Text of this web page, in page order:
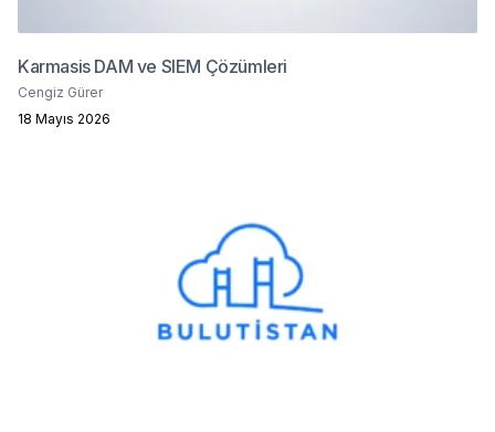
Karmasis DAM ve SIEM Çözümleri
Cengiz Gürer
18 Mayıs 2026